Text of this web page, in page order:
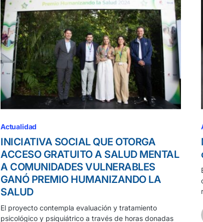
Actualidad
INICIATIVA SOCIAL QUE OTORGA
ACCESO GRATUITO A SALUD MENTAL
A COMUNIDADES VULNERABLES
GANÓ PREMIO HUMANIZANDO LA
SALUD
El proyecto contempla evaluación y tratamiento
psicológico y psiquiátrico a través de horas donadas